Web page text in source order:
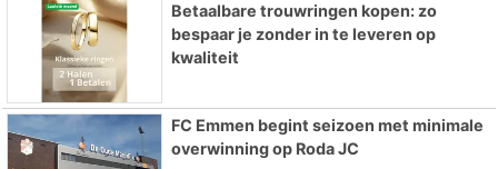
Betaalbare trouwringen kopen: zo
bespaar je zonder in te leveren op
kwaliteit
FC Emmen begint seizoen met minimale
overwinning op Roda JC